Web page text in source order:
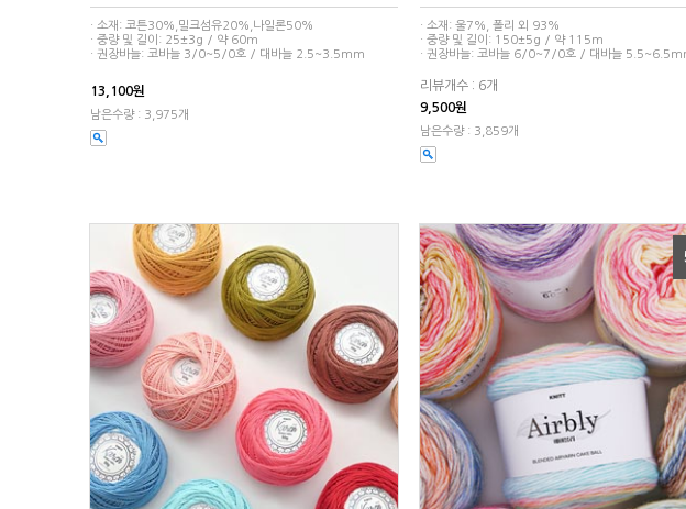
· 소재: 코튼30%,밀크섬유20%,나일론50%
· 중량 및 길이: 25±3g / 약 60m
· 권장바늘: 코바늘 3/0~5/0호 / 대바늘 2.5~3.5mm
13,100원
남은수량 : 3,975개
· 소재: 울7%, 폴리 외 93%
· 중량 및 길이: 150±5g / 약 115m
· 권장바늘: 코바늘 6/0~7/0호 / 대바늘
리뷰개수 : 6개
9,500원
남은수량 : 3,859개